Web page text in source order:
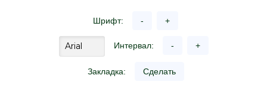
Шрифт: - +
Интервал: - +
Закладка: Сделать